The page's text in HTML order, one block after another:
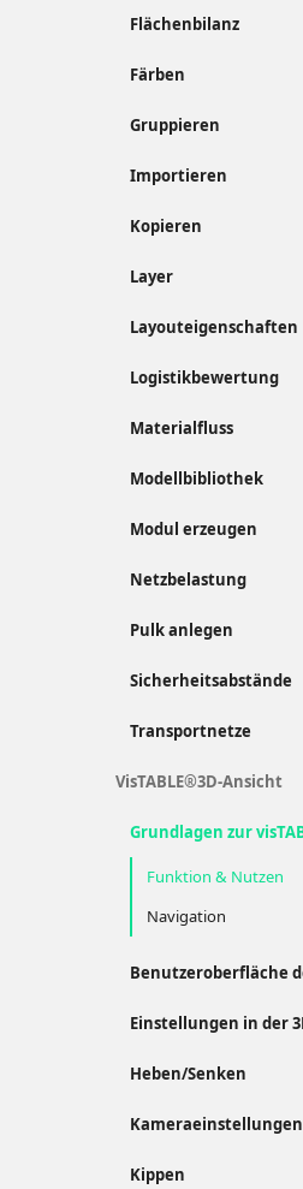
Flächenbilanz
Färben
Gruppieren
Importieren
Kopieren
Layer
Layouteigenschaften
Logistikbewertung
Materialfluss
Modellbibliothek
Modul erzeugen
Netzbelastung
Pulk anlegen
Sicherheitsabstände
Transportnetze
VisTABLE®3D-Ansicht
Funktion & Nutzen
Navigation
Heben/Senken
Kameraeinstellungen
Kippen